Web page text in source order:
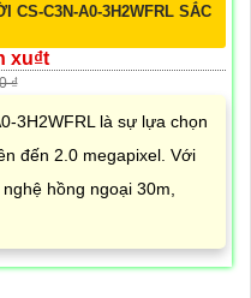
CS-C3N-A0-3H2WFRL SẮC
xu₫t
₫
3H2WFRL là sự lựa chọn
đến 2.0 megapixel. Với
hồng ngoại 30m,